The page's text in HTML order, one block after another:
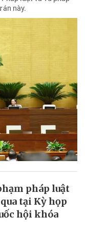
án này.
pháp luật
tại Kỳ họp
hội khóa